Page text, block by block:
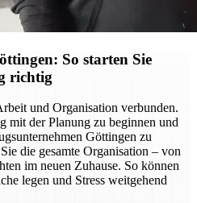
So starten Sie
richtig
und Organisation verbunden.
mit der Planung zu beginnen und
Göttingen zu
die gesamte Organisation – von
im neuen Zuhause. So können
legen und Stress weitgehend